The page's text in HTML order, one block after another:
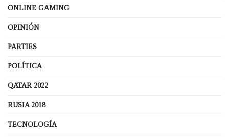
ONLINE GAMING
OPINIÓN
PARTIES
POLÍTICA
QATAR 2022
RUSIA 2018
TECNOLOGÍA